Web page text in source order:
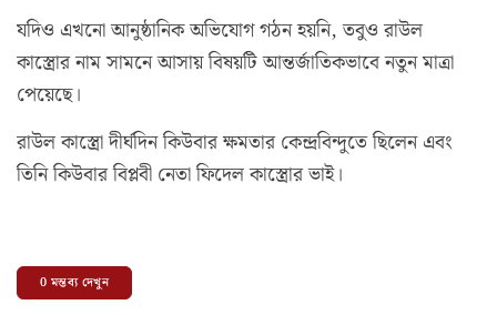
যদিও এখনো আনুষ্ঠানিক অভিযোগ গঠন হয়নি, তবুও রাউল
কাস্ত্রোর নাম সামনে আসায় বিষয়টি আন্তর্জাতিকভাবে নতুন মাত্রা
পেয়েছে।
রাউল কাস্ত্রো দীর্ঘদিন কিউবার ক্ষমতার কেন্দ্রবিন্দুতে ছিলেন এবং
তিনি কিউবার বিপ্লবী নেতা ফিদেল কাস্ত্রোর ভাই।
0মন্তব্য দেখুন